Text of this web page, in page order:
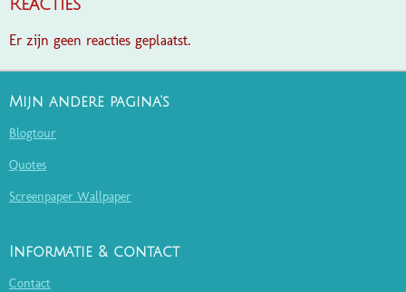
Reacties
Er zijn geen reacties geplaatst.
Mijn andere pagina's
Blogtour
Quotes
Screenpaper Wallpaper
Informatie & contact
Contact